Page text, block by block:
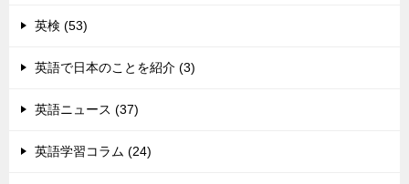
英検 (53)
英語で日本のことを紹介 (3)
英語ニュース (37)
英語学習コラム (24)